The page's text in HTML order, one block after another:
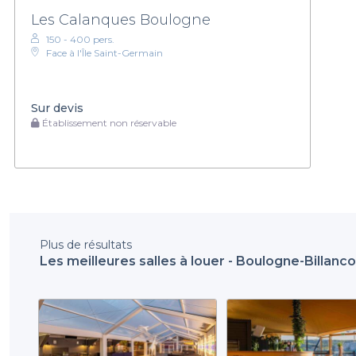
Les Calanques Boulogne
150 - 400 pers.
Face à l'Île Saint-Germain
Sur devis
Établissement non réservable
Plus de résultats
Les meilleures salles à louer - Boulogne-